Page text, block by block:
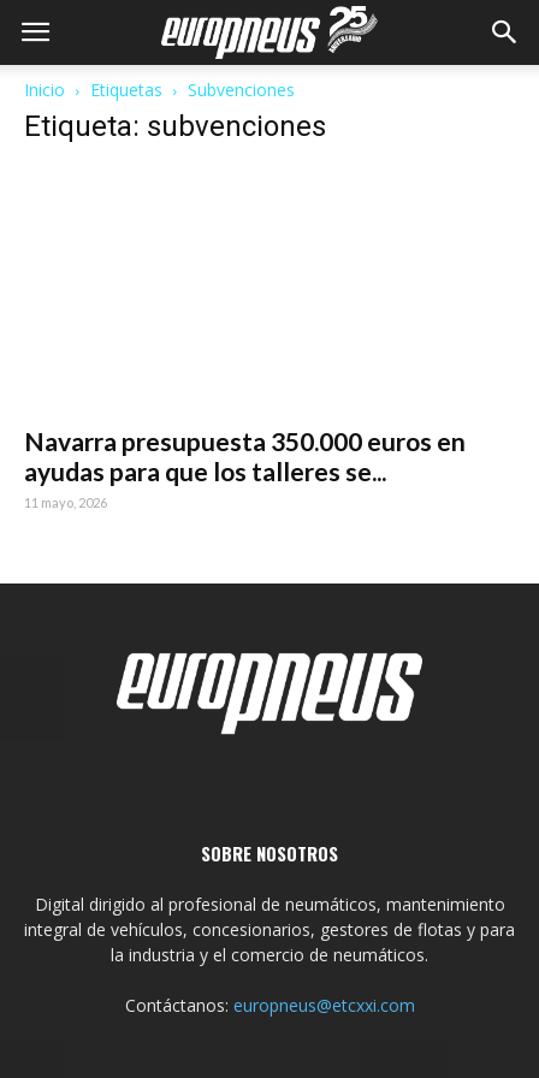
Inicio Etiquetas Subvenciones
Etiqueta: subvenciones
Navarra presupuesta 350.000 euros en
ayudas para que los talleres se...
11 mayo, 2026
SOBRE NOSOTROS
Digital dirigido al profesional de neumáticos, mantenimiento
integral de vehículos, concesionarios, gestores de flotas y para
la industria y el comercio de neumáticos.
Contáctanos: europneus@etcxxi.com